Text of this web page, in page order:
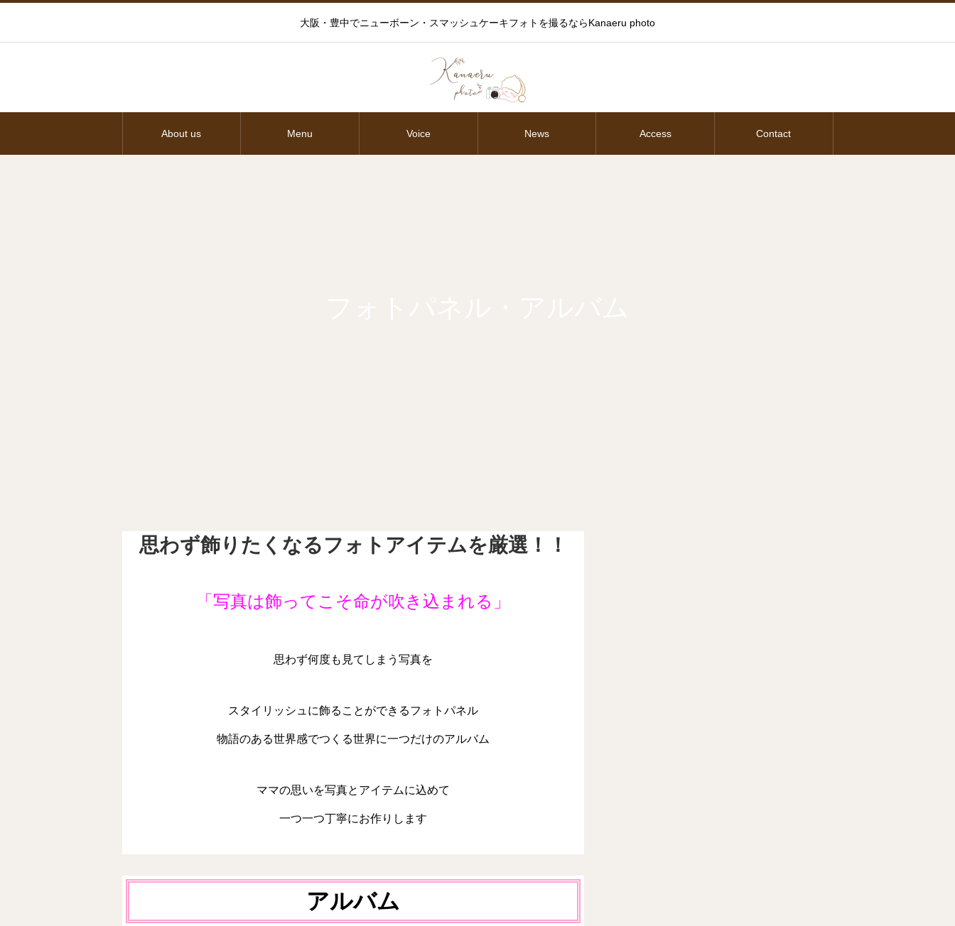
大阪・豊中でニューボーン・スマッシュケーキフォトを撮るならKanaeru photo
About us Menu Voice News Access Contact
思わず飾りたくなるフォトアイテムを厳選！！
「写真は飾ってこそ命が吹き込まれる」
思わず何度も見てしまう写真を
スタイリッシュに飾ることができるフォトパネル
物語のある世界感でつくる世界に一つだけのアルバム
ママの思いを写真とアイテムに込めて
一つ一つ丁寧にお作りします
アルバム